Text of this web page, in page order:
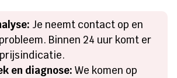
Je neemt contact op en
Binnen 24 uur komt er
en diagnose: We komen op